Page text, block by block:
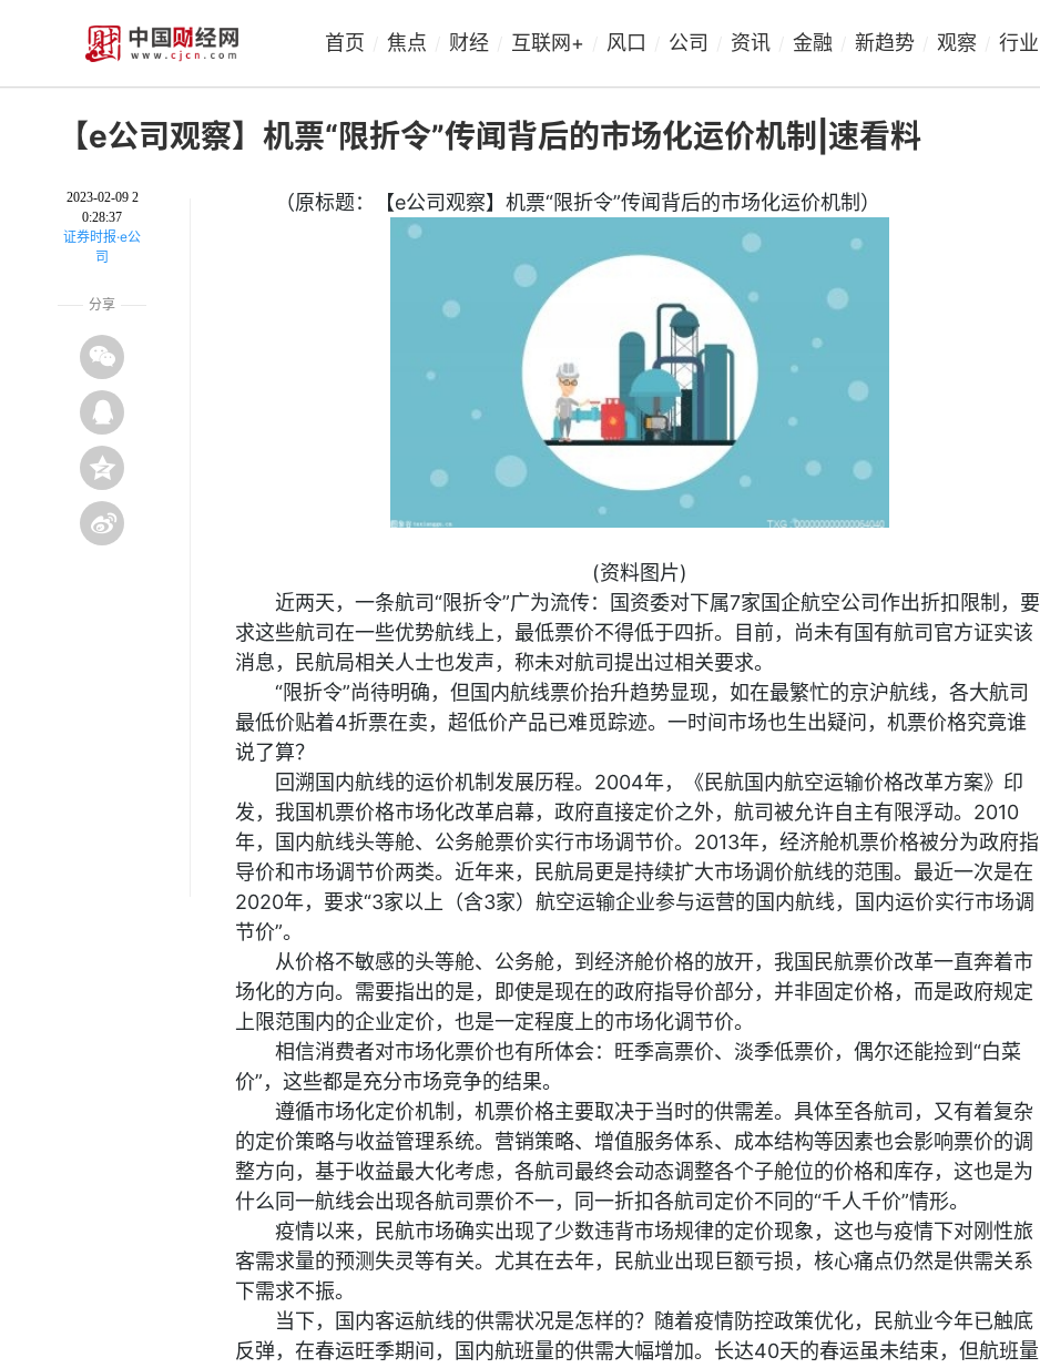
首页 焦点 财经 互联网+ 风口 公司 资讯 金融 新趋势 观察 行业
【e公司观察】机票“限折令”传闻背后的市场化运价机制|速看料
2023-02-09 2
0:28:37
证券时报·e公
司
分享
（原标题：【e公司观察】机票“限折令”传闻背后的市场化运价机制）
(资料图片)
近两天，一条航司“限折令”广为流传：国资委对下属7家国企航空公司作出折扣限制，要
求这些航司在一些优势航线上，最低票价不得低于四折。目前，尚未有国有航司官方证实该
消息，民航局相关人士也发声，称未对航司提出过相关要求。
“限折令”尚待明确，但国内航线票价抬升趋势显现，如在最繁忙的京沪航线，各大航司
最低价贴着4折票在卖，超低价产品已难觅踪迹。一时间市场也生出疑问，机票价格究竟谁
说了算？
回溯国内航线的运价机制发展历程。2004年，《民航国内航空运输价格改革方案》印
发，我国机票价格市场化改革启幕，政府直接定价之外，航司被允许自主有限浮动。2010
年，国内航线头等舱、公务舱票价实行市场调节价。2013年，经济舱机票价格被分为政府指
导价和市场调节价两类。近年来，民航局更是持续扩大市场调价航线的范围。最近一次是在
2020年，要求“3家以上（含3家）航空运输企业参与运营的国内航线，国内运价实行市场调
节价”。
从价格不敏感的头等舱、公务舱，到经济舱价格的放开，我国民航票价改革一直奔着市
场化的方向。需要指出的是，即使是现在的政府指导价部分，并非固定价格，而是政府规定
上限范围内的企业定价，也是一定程度上的市场化调节价。
相信消费者对市场化票价也有所体会：旺季高票价、淡季低票价，偶尔还能捡到“白菜
价”，这些都是充分市场竞争的结果。
遵循市场化定价机制，机票价格主要取决于当时的供需差。具体至各航司，又有着复杂
的定价策略与收益管理系统。营销策略、增值服务体系、成本结构等因素也会影响票价的调
整方向，基于收益最大化考虑，各航司最终会动态调整各个子舱位的价格和库存，这也是为
什么同一航线会出现各航司票价不一，同一折扣各航司定价不同的“千人千价”情形。
疫情以来，民航市场确实出现了少数违背市场规律的定价现象，这也与疫情下对刚性旅
客需求量的预测失灵等有关。尤其在去年，民航业出现巨额亏损，核心痛点仍然是供需关系
下需求不振。
当下，国内客运航线的供需状况是怎样的？随着疫情防控政策优化，民航业今年已触底
反弹，在春运旺季期间，国内航班量的供需大幅增加。长达40天的春运虽未结束，但航班量